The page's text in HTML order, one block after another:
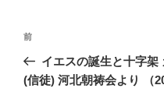
投
ナ
前
の
投
前
イエスの誕生と十字
(信徒) 河北朝祷会より （